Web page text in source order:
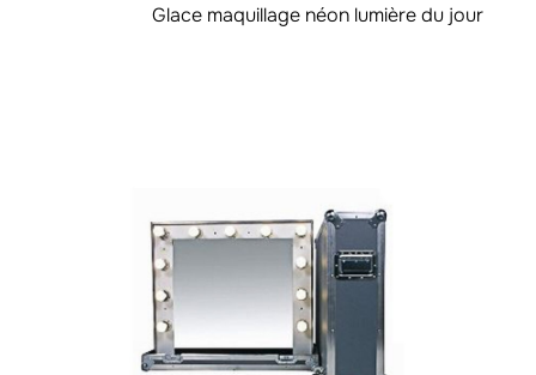
Glace maquillage néon lumière du jour